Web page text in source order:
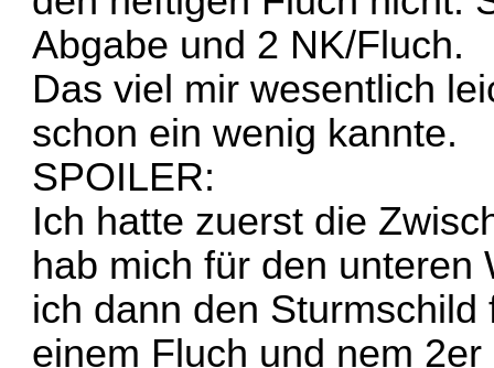
Abgabe und 2 NK/Fluch.
Das viel mir wesentlich
schon ein wenig kannte.
SPOILER:
Ich hatte zuerst die
hab mich für den
ich dann den
einem Fluch und nem